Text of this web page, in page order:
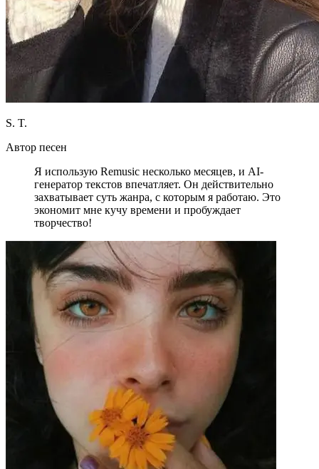
S. T.
Автор песен
Я использую Remusic несколько месяцев, и AI-
генератор текстов впечатляет. Он действительно
захватывает суть жанра, с которым я работаю. Это
экономит мне кучу времени и пробуждает
творчество!